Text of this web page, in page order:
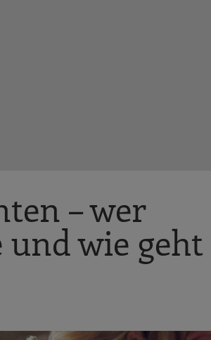
– wer
wie geht